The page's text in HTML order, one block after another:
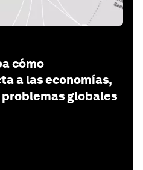
cómo
a las economías,
globales